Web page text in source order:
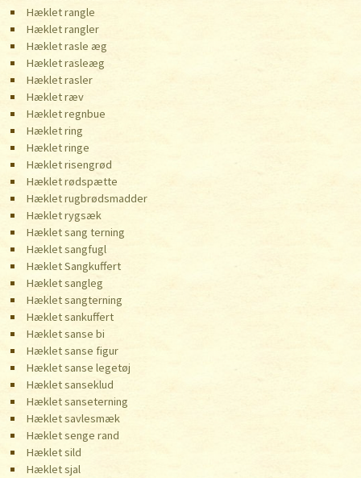
Hæklet rangle
Hæklet rangler
Hæklet rasle æg
Hæklet rasleæg
Hæklet rasler
Hæklet ræv
Hæklet regnbue
Hæklet ring
Hæklet ringe
Hæklet risengrød
Hæklet rødspætte
Hæklet rugbrødsmadder
Hæklet rygsæk
Hæklet sang terning
Hæklet sangfugl
Hæklet Sangkuffert
Hæklet sangleg
Hæklet sangterning
Hæklet sankuffert
Hæklet sanse bi
Hæklet sanse figur
Hæklet sanse legetøj
Hæklet sanseklud
Hæklet sanseterning
Hæklet savlesmæk
Hæklet senge rand
Hæklet sild
Hæklet sjal